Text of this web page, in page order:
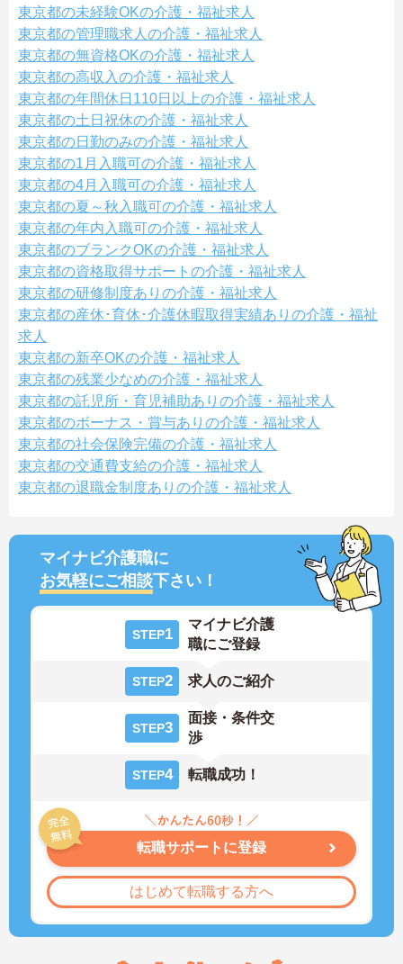
東京都の未経験OKの介護・福祉求人
東京都の管理職求人の介護・福祉求人
東京都の無資格OKの介護・福祉求人
東京都の高収入の介護・福祉求人
東京都の年間休日110日以上の介護・福祉求人
東京都の土日祝休の介護・福祉求人
東京都の日勤のみの介護・福祉求人
東京都の1月入職可の介護・福祉求人
東京都の4月入職可の介護・福祉求人
東京都の夏～秋入職可の介護・福祉求人
東京都の年内入職可の介護・福祉求人
東京都のブランクOKの介護・福祉求人
東京都の資格取得サポートの介護・福祉求人
東京都の研修制度ありの介護・福祉求人
東京都の産休･育休･介護休暇取得実績ありの介護・福祉
求人
東京都の新卒OKの介護・福祉求人
東京都の残業少なめの介護・福祉求人
東京都の託児所・育児補助ありの介護・福祉求人
東京都のボーナス・賞与ありの介護・福祉求人
東京都の社会保険完備の介護・福祉求人
東京都の交通費支給の介護・福祉求人
東京都の退職金制度ありの介護・福祉求人
マイナビ介護職に
お気軽にご相談下さい！
STEP1
マイナビ介護
職にご登録
STEP2 求人のご紹介
STEP3
面接・条件交
渉
STEP4 転職成功！
転職サポートに登録
はじめて転職する方へ